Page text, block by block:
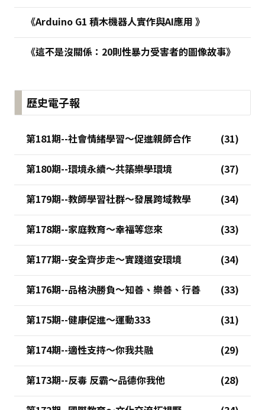
《Arduino G1 積木機器人實作與AI應用 》
《這不是沒關係：20則性暴力受害者的圖像故事》
歷史電子報
第181期--社會情緒學習～促進親師合作
第180期--環境永續～共築樂學環境
第179期--教師學習社群～發展跨域教學
第178期--家庭教育～幸福等您來
第177期--安全齊步走～實踐道安環境
第176期--品格決勝負～知善、樂善、行善
第175期--健康促進～運動333
第174期--適性支持～你我共融
第173期--反毒 反霸～品德你我他